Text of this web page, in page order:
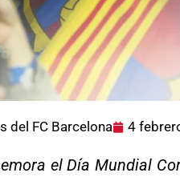
del FC Barcelona 4
el Día Mundial